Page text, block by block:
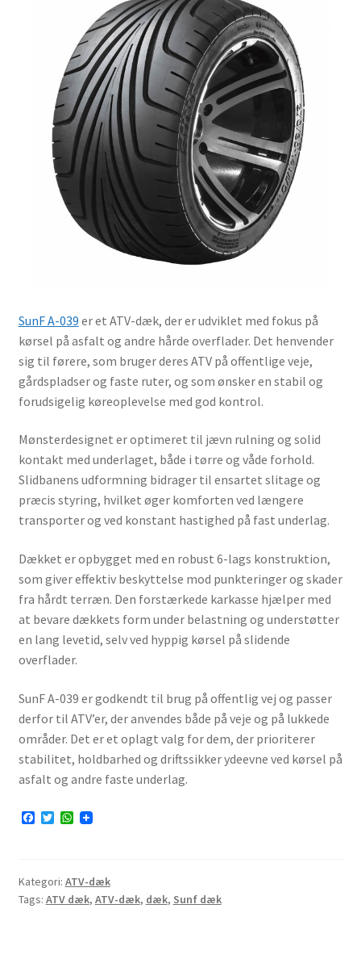
Dækstørrelser og mærkninger
Blog
Kontakt os
SunF A-039 er et ATV-dæk, der er udviklet med fokus på
kørsel på asfalt og andre hårde overflader. Det henvender
sig til førere, som bruger deres ATV på offentlige veje,
gårdspladser og faste ruter, og som ønsker en stabil og
forudsigelig køreoplevelse med god kontrol.
Mønsterdesignet er optimeret til jævn rulning og solid
kontakt med underlaget, både i tørre og våde forhold.
Slidbanens udformning bidrager til ensartet slitage og
præcis styring, hvilket øger komforten ved længere
transporter og ved konstant hastighed på fast underlag.
Dækket er opbygget med en robust 6-lags konstruktion,
som giver effektiv beskyttelse mod punkteringer og skader
fra hårdt terræn. Den forstærkede karkasse hjælper med
at bevare dækkets form under belastning og understøtter
en lang levetid, selv ved hyppig kørsel på slidende
overflader.
SunF A-039 er godkendt til brug på offentlig vej og passer
derfor til ATV’er, der anvendes både på veje og på lukkede
områder. Det er et oplagt valg for dem, der prioriterer
stabilitet, holdbarhed og driftssikker ydeevne ved kørsel på
asfalt og andre faste underlag.
F
o
o
k
T
e
r
W
A
p
p
Kategori: ATV-dæk
Tags: ATV dæk, ATV-dæk, dæk, Sunf dæk